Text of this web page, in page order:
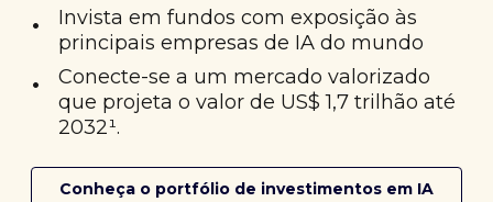
•
Invista em fundos com exposição às
principais empresas de IA do mundo
•
Conecte-se a um mercado valorizado
que projeta o valor de US$ 1,7 trilhão até
2032¹.
Conheça o portfólio de investimentos em IA